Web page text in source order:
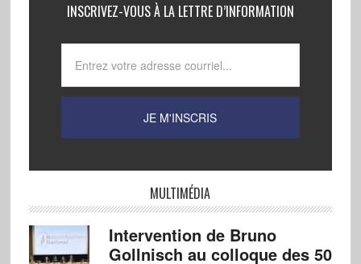
INSCRIVEZ-VOUS À LA LETTRE D’INFORMATION
MULTIMÉDIA
Intervention de Bruno
Gollnisch au colloque des 50